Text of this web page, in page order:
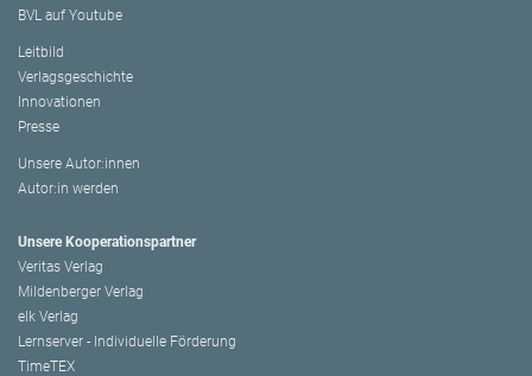
BVL auf Youtube
Leitbild
Verlagsgeschichte
Innovationen
Presse
Unsere Autor:innen
Autor:in werden
Unsere Kooperationspartner
Veritas Verlag
Mildenberger Verlag
elk Verlag
Lernserver - Individuelle Förderung
TimeTEX